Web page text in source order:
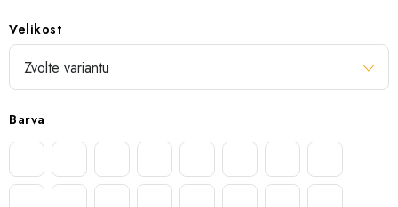
Velikost
Barva